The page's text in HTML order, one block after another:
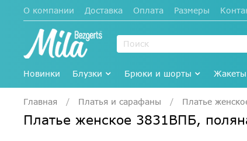
О компании Доставка Оплата Размеры
Новинки Блузки Брюки и шорты
Главная Платья и сарафаны Платье
Платье женское 3831ВПБ,